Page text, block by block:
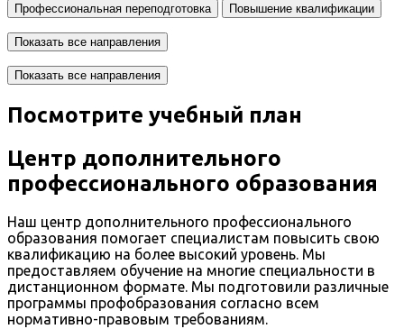
Профессиональная переподготовка Повышение квалификации
Показать все направления
Показать все направления
Посмотрите учебный план
Центр дополнительного
профессионального образования
Наш центр дополнительного профессионального
образования помогает специалистам повысить свою
квалификацию на более высокий уровень. Мы
предоставляем обучение на многие специальности в
дистанционном формате. Мы подготовили различные
программы профобразования согласно всем
нормативно-правовым требованиям.